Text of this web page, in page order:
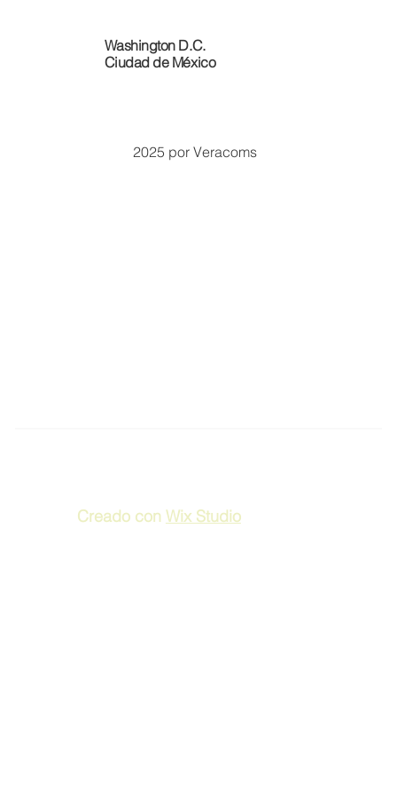
Washington D.C.
Ciudad de México
2025 por Veracoms
Creado con Wix Studio